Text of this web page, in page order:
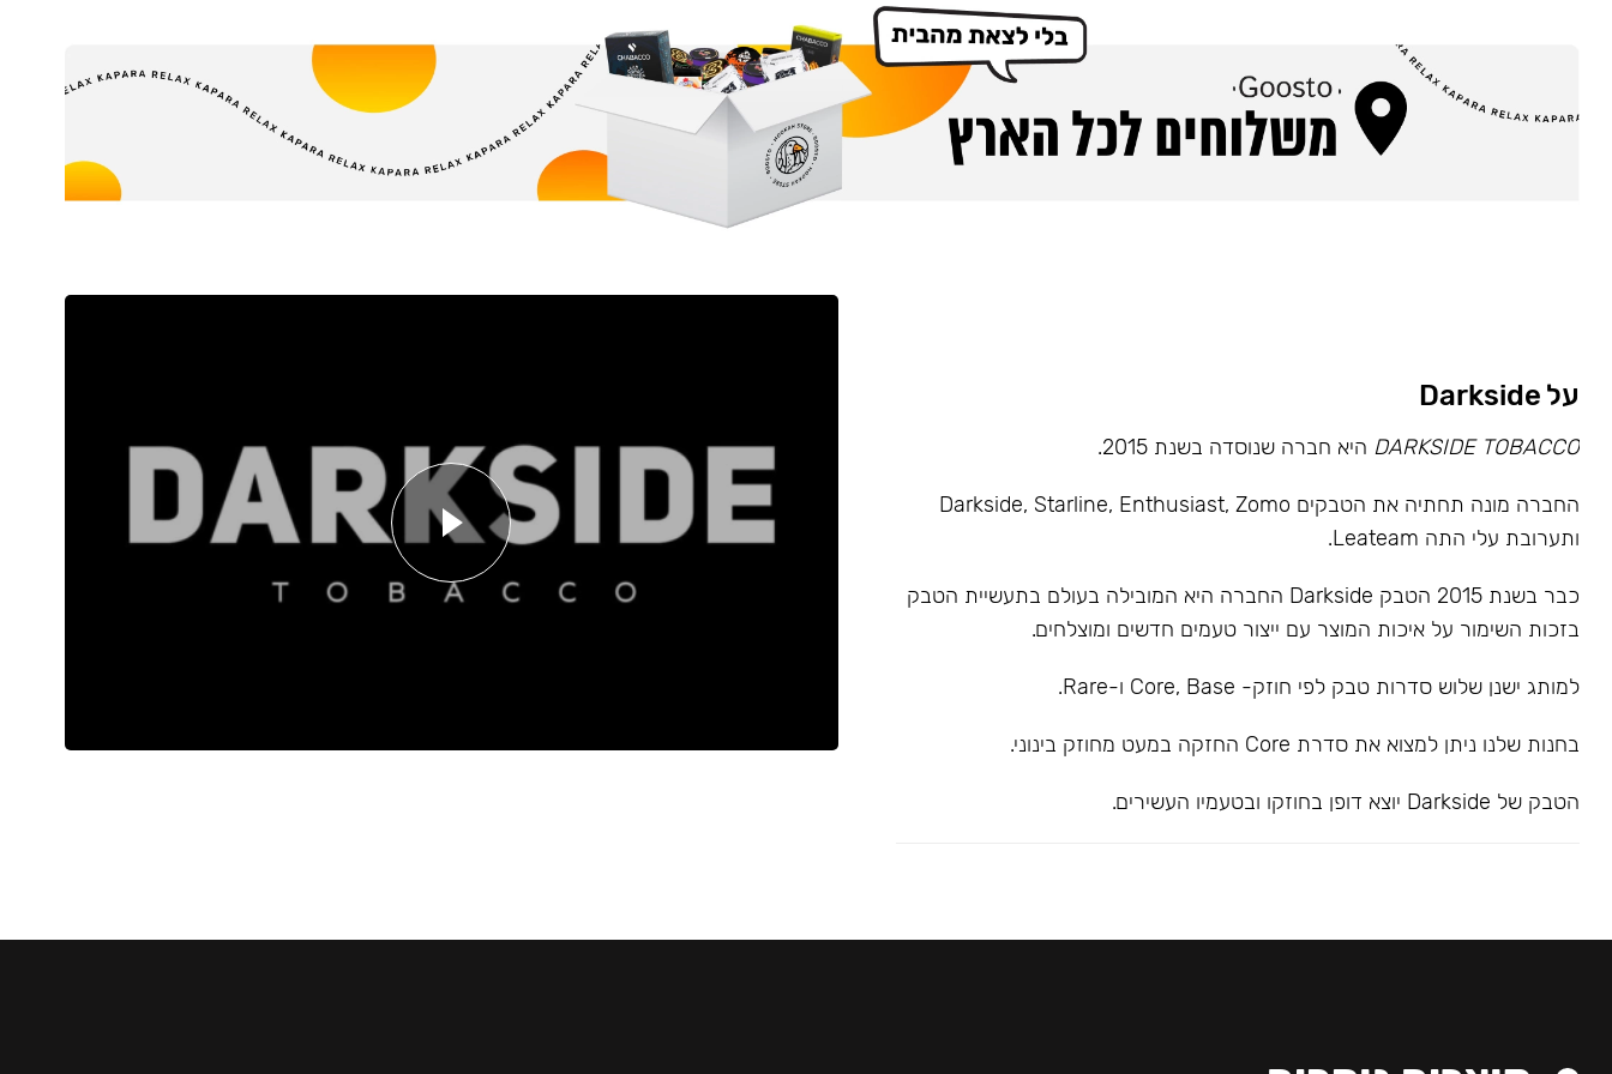
על Darkside
DARKSIDE TOBACCO היא חברה שנוסדה בשנת 2015.
החברה מונה תחתיה את הטבקים Darkside, Starline, Enthusiast, Zomo
ותערובת עלי התה Leateam.
כבר בשנת 2015 הטבק Darkside החברה היא המובילה בעולם בתעשיית הטבק
בזכות השימור על איכות המוצר עם ייצור טעמים חדשים ומוצלחים.
למותג ישנן שלוש סדרות טבק לפי חוזק- Core, Base ו-Rare.
בחנות שלנו ניתן למצוא את סדרת Core החזקה במעט מחוזק בינוני.
הטבק של Darkside יוצא דופן בחוזקו ובטעמיו העשירים.